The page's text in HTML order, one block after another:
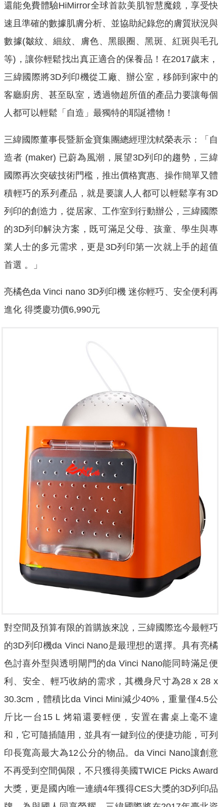
還能免費體驗HiMirror全球首款美肌智慧魔鏡，享受快
速且準確的數據肌膚分析、並協助紀錄您的膚質狀況與
數據(皺紋、細紋、膚色、黑眼圈、黑斑、紅斑與毛孔
等)，讓你輕鬆找出真正適合的保養品！在2017歲末，
三緯國際將3D列印機從工廠、辦公室，移師到家中的
客廳廚房、甚至臥室，透過物超所值的產品力要讓每個
人都可以輕鬆「自造」最獨特的耶誕禮物！
三緯國際董事長暨新金寶集團總經理沈軾榮表示：「自
造者 (maker) 已蔚為風潮，展望3D列印的趨勢，三緯
國際再次突破技術門檻，推出價格實惠、操作簡單又體
積輕巧的系列產品，就是要讓人人都可以輕鬆享有3D
列印的創造力，從居家、工作室到行動辦公，三緯國際
的3D列印解決方案，既可滿足父母、孩童、學生與專
業人士的多元需求，更是3D列印第一次就上手的超值
首選 。」
亮橘色da Vinci nano 3D列印機 迷你輕巧、安全便利再
進化 得獎慶功價6,990元
對空間及預算有限的首購族來說，三緯國際迄今最輕巧
的3D列印機da Vinci Nano是最理想的選擇。具有亮橘
色討喜外型與透明閘門的da Vinci Nano能同時滿足便
利、安全、輕巧收納的需求，其機身尺寸為28 x 28 x
30.3cm，體積比da Vinci Mini減少40%，重量僅4.5公
斤比一台15Ｌ烤箱還要輕便，安置在書桌上毫不違
和，它可隨插隨用，並具有一鍵到位的便捷功能，可列
印長寬高最大為12公分的物品。da Vinci Nano讓創意
不再受到空間侷限，不只獲得美國TWICE Picks Award
大獎，更是國內唯一連續4年獲得CES大獎的3D列印品